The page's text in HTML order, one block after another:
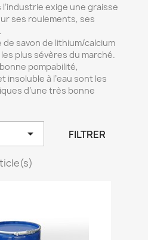
exige une graisse
ses roulements, ses
de savon de lithium/calcium
plus sévères du marché.
pompabilité,
insoluble à l’eau sont les
d’une très bonne
 FILTRER